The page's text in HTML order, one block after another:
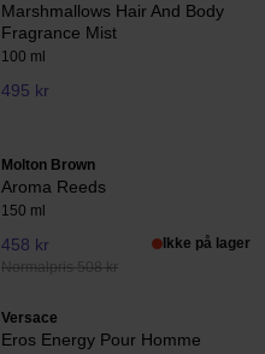
Marshmallows Hair And Body
Fragrance Mist
100 ml
495 kr
Molton Brown
Aroma Reeds
150 ml
458 kr
Normalpris 508 kr
Ikke på lager
Versace
Eros Energy Pour Homme